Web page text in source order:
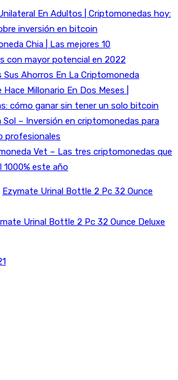
En Adultos | Criptomonedas hoy:
inversión en bitcoin
Chia | Las mejores 10
con mayor potencial en 2022
Sus Ahorros En La Criptomoneda
Millonario En Dos Meses |
cómo ganar sin tener un solo bitcoin
– Inversión en criptomonedas para
profesionales
Vet – Las tres criptomonedas que
1000% este año
Ezymate Urinal Bottle 2 Pc 32 Ounce
Urinal Bottle 2 Pc 32 Ounce Deluxe